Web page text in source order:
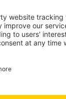
Website
sind derzeit
Sie auf
uns bitte unter
widerrufen
© 2026 TEBOLO